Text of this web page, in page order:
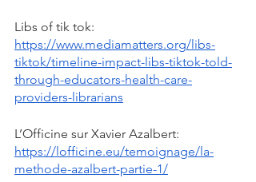
Libs of tik tok:
https://www.mediamatters.org/libs-
tiktok/timeline-impact-libs-tiktok-told-
through-educators-health-care-
providers-librarians
L’Officine sur Xavier Azalbert:
https://lofficine.eu/temoignage/la-
methode-azalbert-partie-1/